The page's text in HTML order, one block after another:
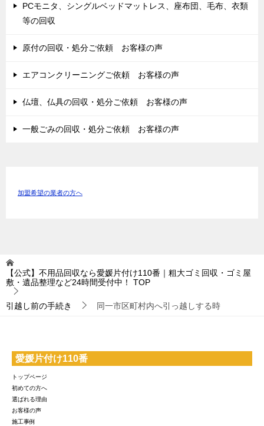
PCモニタ、シングルベッドマットレス、座布団、毛布、衣類
等の回収
原付の回収・処分ご依頼 お客様の声
エアコンクリーニングご依頼 お客様の声
仏壇、仏具の回収・処分ご依頼 お客様の声
一般ごみの回収・処分ご依頼 お客様の声
加盟希望の業者の方へ
【公式】不用品回収なら愛媛片付け110番｜粗大ゴミ回収・ゴミ屋
敷・遺品整理など24時間受付中！
TOP
引越し前の手続き 同一市区町村内へ引っ越しする時
愛媛片付け110番
トップページ
初めての方へ
選ばれる理由
お客様の声
施工事例